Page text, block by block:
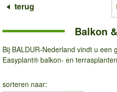
terug
Balkon
Bij BALDUR-Nederland vindt u een
Easyplant® balkon- en
sorteren naar: